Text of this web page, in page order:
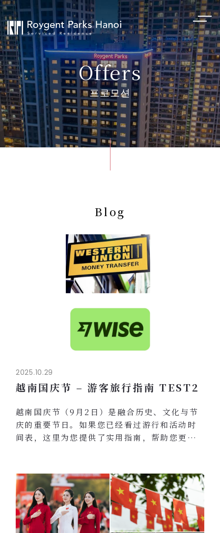
Offers
프로모션
Blog
2025.10.29
越南国庆节 – 游客旅行指南 TEST2
越南国庆节（9月2日）是融合历史、文化与节
庆的重要节日。如果您已经看过游行和活动时
间表，这里为您提供了实用指南，帮助您更好
河内街道挂满越南国旗、横幅和彩灯。
当地人穿着传统服饰奥黛与家人团聚。
即使不在游行区域，整个城市也洋溢着爱国情
怀与团结精神。
2. 交通与出行